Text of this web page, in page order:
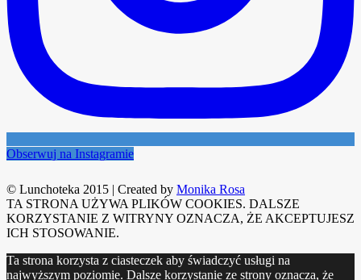
Obserwuj na Instagramie
© Lunchoteka 2015 | Created by Monika Rosa
TA STRONA UŻYWA PLIKÓW COOKIES. DALSZE
KORZYSTANIE Z WITRYNY OZNACZA, ŻE AKCEPTUJESZ
ICH STOSOWANIE.
Ta strona korzysta z ciasteczek aby świadczyć usługi na
najwyższym poziomie. Dalsze korzystanie ze strony oznacza, że